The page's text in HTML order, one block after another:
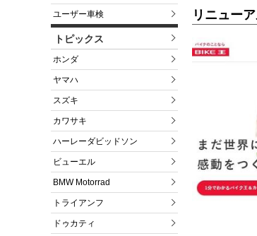
ユーザー車検
トピックス
ホンダ
ヤマハ
スズキ
カワサキ
ハーレーダビッドソン
ビューエル
BMW Motorrad
トライアンフ
ドゥカティ
リニュー